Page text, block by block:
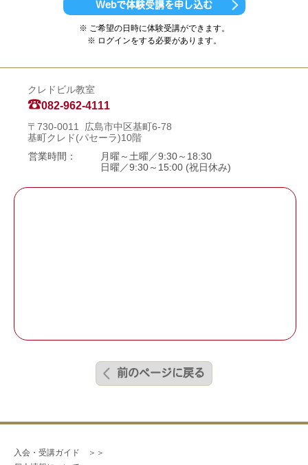
Webで体験受講を申し込む
※ ご希望の日時に体験受講ができます。
※ ログインをする必要があります。
クレドビル教室
082-962-4111
〒730-0011 広島市中区基町6-78
基町クレド(パセーラ)10階
営業時間：
月曜～土曜／9:30～18:30
日曜／9:30～15:00 (祝日休み)
前のページに戻る
入会・受講ガイド　＞＞